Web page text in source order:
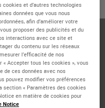
Nonet d’autres technologies
données que vous nous
afin d’améliorer votre
proposer des publicités et du
interactions avec ce site et
du contenu sur les réseaux
l’efficacité de nos
Accepter tous les cookies », vous
de ces données avec nos
pouvez modifier vos préférences
« Paramètres des cookies
en matière de cookies pour
Notice